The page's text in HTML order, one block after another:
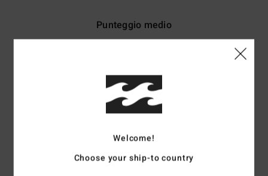
Punteggio medio
1.0
2 recensioni verificate
Il 0% dei nostri clienti consiglia questo prodotto
Rapporto qualità-prezzo
Welcome!
Choose your ship-to country